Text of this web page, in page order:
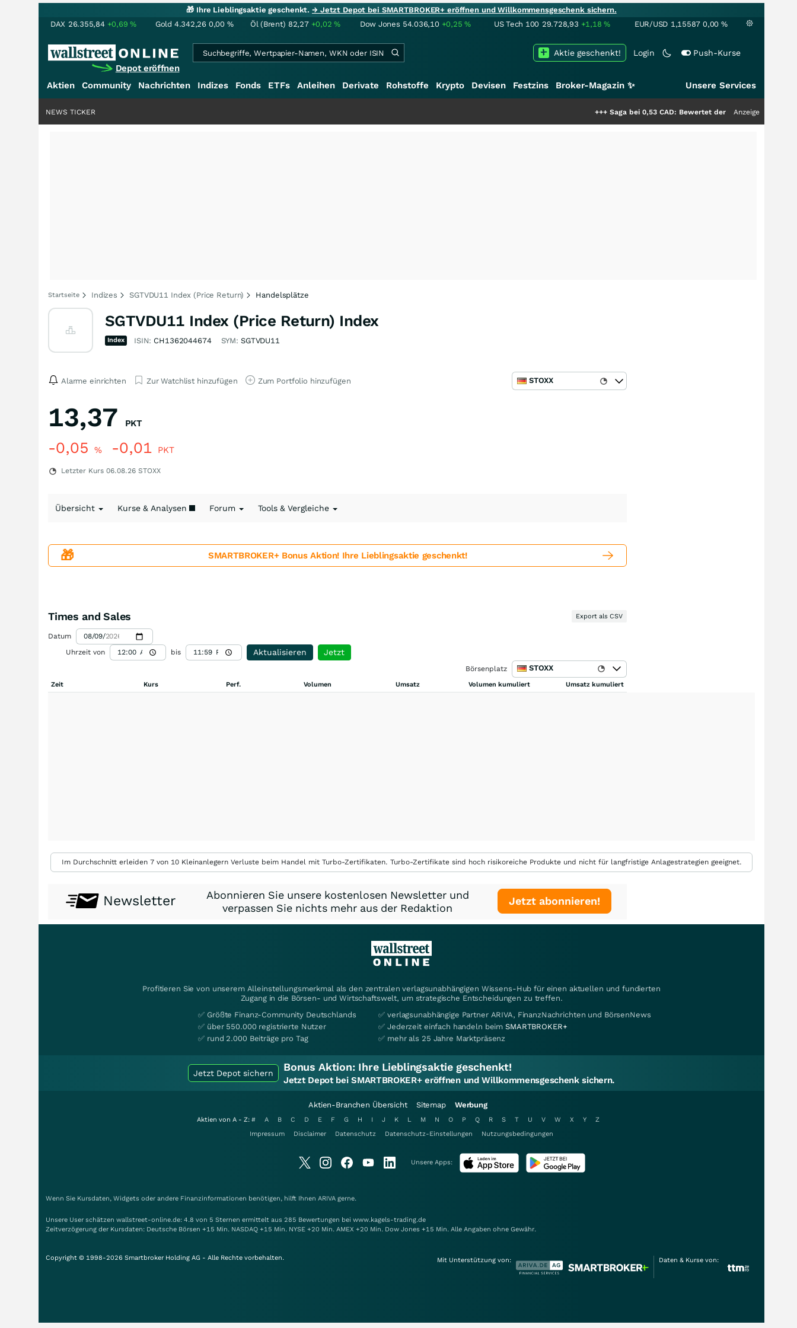
🎁 Ihre Lieblingsaktie geschenkt.→ Jetzt Depot bei SMARTBROKER+ eröffnen und Willkommensgeschenk sichern.
DAX 26.355,84 +0,69% Gold 4.342,26 0,00 % Öl (Brent) 82,27 +0,02% Dow Jones 54.036,10 +0,25% US Tech 100 29.728,93 +1,18% EUR/USD 1,15587 0,00 %
Depot eröffnen
Login Push-Kurse
Aktie geschenkt!
Aktien Community Nachrichten Indizes Fonds ETFs Anleihen Derivate Rohstoffe Krypto Devisen Festzins Broker-Magazin ✨ Unsere Services
Saga bei 0,53 CAD: Bewertet der Markt noch immer nur
Anzeige
NEWS TICKER
Startseite Indizes SGTVDU11 Index (Price Return) Handelsplätze
SGTVDU11 Index (Price Return) Index
Index ISIN: CH1362044674 SYM: SGTVDU11
Alarme einrichten Zur Watchlist hinzufügen Zum Portfolio hinzufügen STOXX
13,37 PKT
-0,05 % -0,01 PKT
Letzter Kurs 06.08.26 STOXX
Übersicht Kurse & Analysen Forum Tools & Vergleiche
🎁 SMARTBROKER+ Bonus Aktion! Ihre Lieblingsaktie geschenkt!
Times and Sales Export als CSV
Datum
Uhrzeit von
bis Aktualisieren Jetzt
Börsenplatz STOXX
Zeit Kurs Perf. Volumen Umsatz Volumen kumuliert Umsatz kumuliert
Im Durchschnitt erleiden 7 von 10 Kleinanlegern Verluste beim Handel mit Turbo-Zertifikaten. Turbo-Zertifikate sind hoch risikoreiche Produkte und nicht für langfristige Anlagestrategien geeignet.
Newsletter
Abonnieren Sie unsere kostenlosen Newsletter und
verpassen Sie nichts mehr aus der Redaktion
Jetzt abonnieren!
Profitieren Sie von unserem Alleinstellungsmerkmal als den zentralen verlagsunabhängigen Wissens-Hub für einen aktuellen und fundierten
Zugang in die Börsen- und Wirtschaftswelt, um strategische Entscheidungen zu treffen.
✅ Größte Finanz-Community Deutschlands
✅ über 550.000 registrierte Nutzer
✅ rund 2.000 Beiträge pro Tag
✅ verlagsunabhängige Partner ARIVA, FinanzNachrichten und BörsenNews
✅ Jederzeit einfach handeln beimSMARTBROKER+
✅ mehr als 25 Jahre Marktpräsenz
Jetzt Depot sichern Bonus Aktion: Ihre Lieblingsaktie geschenkt!
Jetzt Depot bei SMARTBROKER+ eröffnen und Willkommensgeschenk sichern.
Aktien-Branchen Übersicht Sitemap Werbung
Aktien von A - Z: # A B C D E F G H I J K L M N O P Q R S T U V W X Y
Z
Impressum
Disclaimer Datenschutz Datenschutz-Einstellungen Nutzungsbedingungen
Unsere Apps:
Wenn Sie Kursdaten, Widgets oder andere Finanzinformationen benötigen, hilft Ihnen ARIVA gerne.
Unsere User schätzen wallstreet-online.de: 4.8 von 5 Sternen ermittelt aus 285 Bewertungen bei www.kagels-trading.de
Zeitverzögerung der Kursdaten: Deutsche Börsen +15 Min. NASDAQ +15 Min. NYSE +20 Min. AMEX +20 Min. Dow Jones +15 Min. Alle Angaben ohne Gewähr.
Copyright © 1998-2026 Smartbroker Holding AG - Alle Rechte vorbehalten. Mit Unterstützung von: Daten & Kurse von: